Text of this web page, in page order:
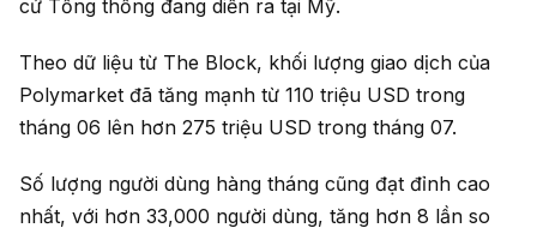
cử Tổng thống đang diễn ra tại Mỹ.
Theo dữ liệu từ The Block, khối lượng giao dịch của
Polymarket đã tăng mạnh từ 110 triệu USD trong
tháng 06 lên hơn 275 triệu USD trong tháng 07.
Số lượng người dùng hàng tháng cũng đạt đỉnh cao
nhất, với hơn 33,000 người dùng, tăng hơn 8 lần so